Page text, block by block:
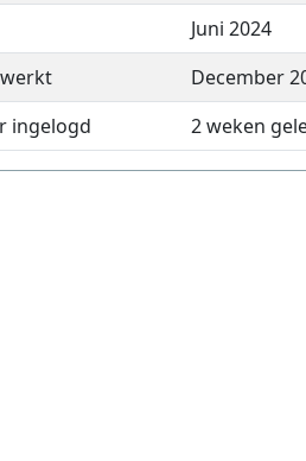
Juni 2024
December
ingelogd
2 weken